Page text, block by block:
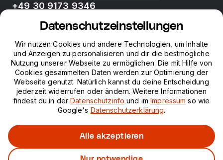
+49 30 9173 9346
neue fische
Ressourcen
Kurse
Datenschutzeinstellungen
Wir nutzen Cookies und andere Technologien, um Inhalte
und Anzeigen zu personalisieren und dir die bestmögliche
Nutzung unserer Webseite zu ermöglichen. Die mit Hilfe von
Cookies gesammelten Daten werden zur Optimierung der
Webseite genutzt. Natürlich kannst du deine Entscheidung
jederzeit widerrufen oder ändern. Weitere Informationen
findest du in derDatenschutzinfo und imImpressum so wie
Google's Datenschutzerklärung.
Alle akzeptieren